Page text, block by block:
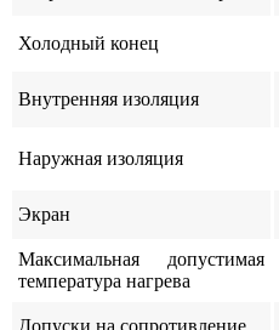
Холодный конец
Внутренняя изоляция
Наружная изоляция
Экран
Максимальная допустимая
температура нагрева
Допуски на сопротивление